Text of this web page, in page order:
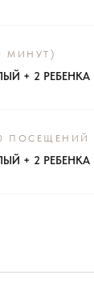
МИНУТ)
+ 2 РЕБЕНКА
ПОСЕЩЕНИЙ
+ 2 РЕБЕНКА